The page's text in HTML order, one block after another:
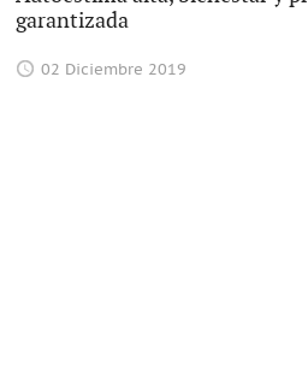
garantizada
02 Diciembre 2019